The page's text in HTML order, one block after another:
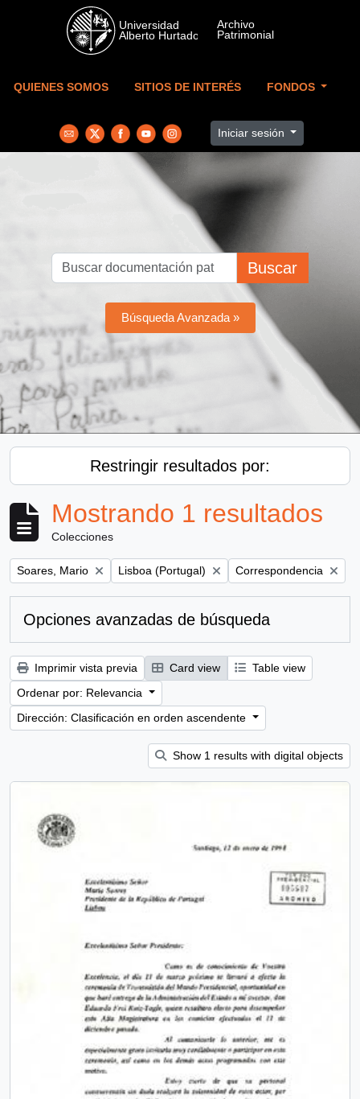
Skip to main content
QUIENES SOMOS SITIOS DE INTERÉS FONDOS
Iniciar sesión
Buscar
Búsqueda Avanzada »
Restringir resultados por:
Mostrando 1 resultados
Colecciones
Remove filter:
Soares, Mario Remove filter:
Lisboa (Portugal) Remove filter:
Correspondencia
Opciones avanzadas de búsqueda
Imprimir vista previa Card view
Table view
Ordenar por: Relevancia
Dirección: Clasificación en orden ascendente
Show 1 results with digital objects